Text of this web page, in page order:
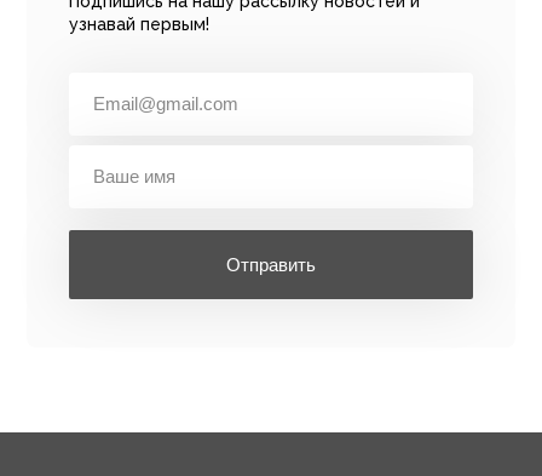
узнавай первым!
Отправить